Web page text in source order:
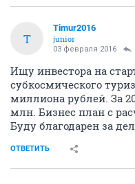
T
Timur2016
junior
03 февраля 2016
Ищу инвестора на
субкосмического
миллиона рублей. За
млн. Бизнес план с
Буду благодарен за
ОТВЕТИТЬ